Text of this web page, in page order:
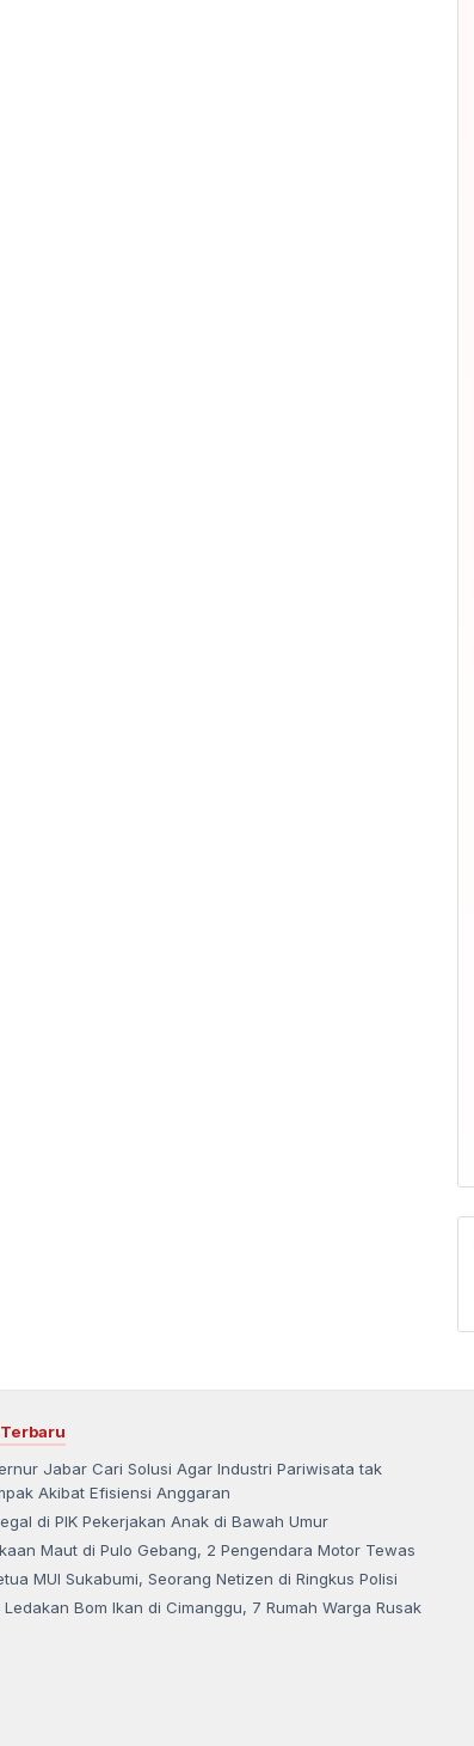
Jabar Cari Solusi Agar Industri Pariwisata tak
Akibat Efisiensi Anggaran
di PIK Pekerjakan Anak di Bawah Umur
Maut di Pulo Gebang, 2 Pengendara Motor Tewas
MUI Sukabumi, Seorang Netizen di Ringkus Polisi
Ledakan Bom Ikan di Cimanggu, 7 Rumah Warga Rusak